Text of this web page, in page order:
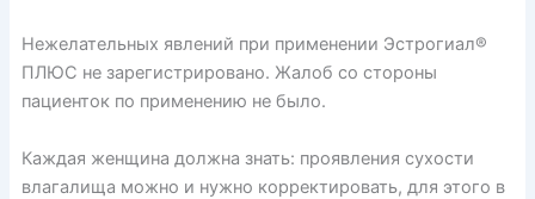
Нежелательных явлений при применении Эстрогиал®
ПЛЮС не зарегистрировано. Жалоб со стороны
пациенток по применению не было.
Каждая женщина должна знать: проявления сухости
влагалища можно и нужно корректировать, для этого в